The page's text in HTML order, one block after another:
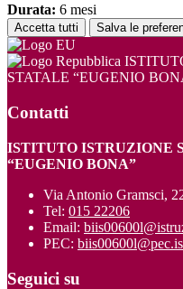
Durata: 6 mesi
Accetta tutti Salva le
STATALE “EUGENIO
Contatti
ISTITUTO ISTRUZIONE
“EUGENIO BONA”
Via Antonio Gramsci,
Tel: 015 22206
Email:
PEC:
Seguici su